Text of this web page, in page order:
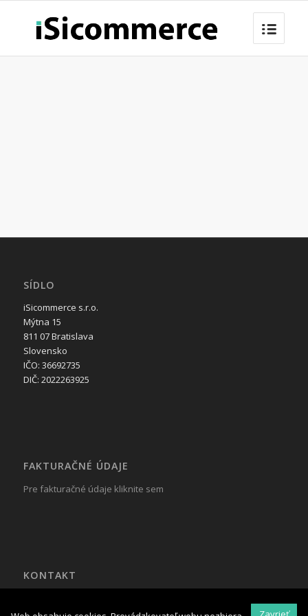
SÍDLO
iSicommerce s.r.o.
Mýtna 15
811 07 Bratislava
Slovensko
IČO: 36692735
DIČ: 2022263925
FAKTURAČNÉ ÚDAJE
Pre fakturačné údaje kliknite sem
KONTAKT
Mail:reklama@isicommerce.sk